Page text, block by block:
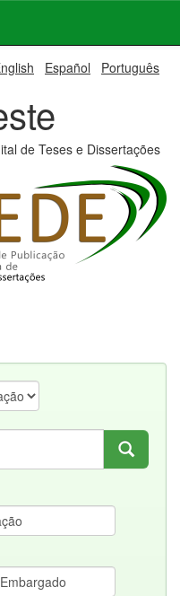
Español Português
de Teses e Dissertações